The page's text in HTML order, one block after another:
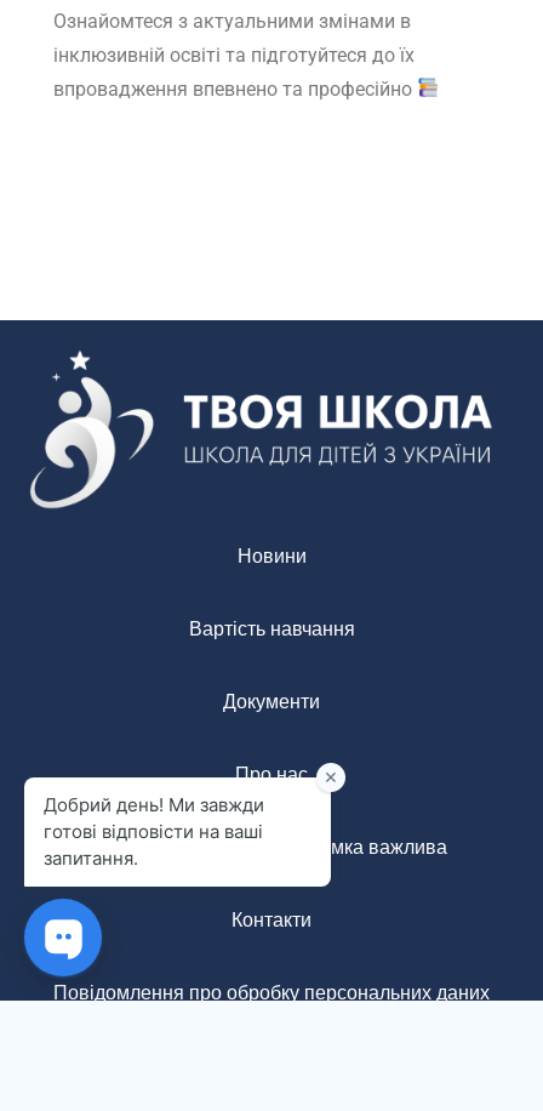
Ознайомтеся з актуальними змінами в
інклюзивній освіті та підготуйтеся до їх
впровадження впевнено та професійно
Новини
Вартість навчання
Документи
Про нас
Анонімна форма: ваша думка важлива
Контакти
Повідомлення про обробку персональних даних